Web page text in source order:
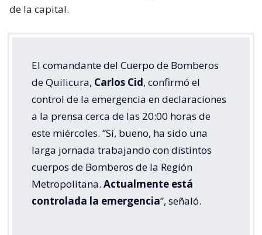
de la capital.
El comandante del Cuerpo de Bomberos
de Quilicura, Carlos Cid, confirmó el
control de la emergencia en declaraciones
a la prensa cerca de las 20:00 horas de
este miércoles. “Sí, bueno, ha sido una
larga jornada trabajando con distintos
cuerpos de Bomberos de la Región
Metropolitana. Actualmente está
controlada la emergencia”, señaló.